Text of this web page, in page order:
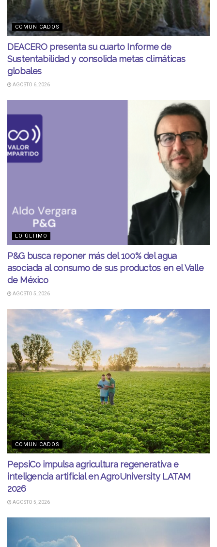
COMUNICADOS
DEACERO presenta su cuarto Informe de
Sustentabilidad y consolida metas climáticas
globales
AGOSTO 6, 2026
LO ÚLTIMO
P&G busca reponer más del 100% del agua
asociada al consumo de sus productos en el Valle
de México
AGOSTO 5, 2026
COMUNICADOS
PepsiCo impulsa agricultura regenerativa e
inteligencia artificial en AgroUniversity LATAM
2026
AGOSTO 5, 2026